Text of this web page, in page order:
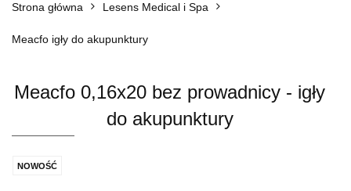
Strona główna Lesens Medical i Spa
Meacfo igły do akupunktury
Meacfo 0,16x20 bez prowadnicy - igły
do akupunktury
NOWOŚĆ